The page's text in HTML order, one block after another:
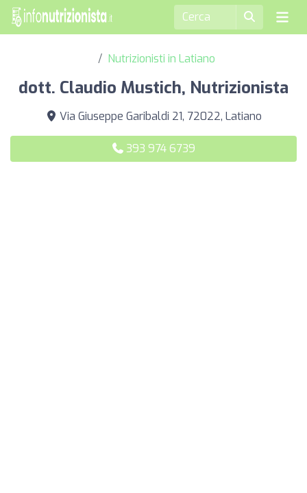
Nutrizionisti in Latiano
dott. Claudio Mustich, Nutrizionista
Via Giuseppe Garibaldi 21, 72022, Latiano
393 974 6739